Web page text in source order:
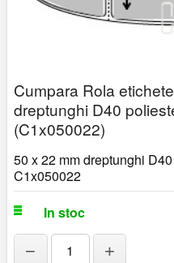
Cumpara Rola
dreptunghi D40
(C1x050022)
50 x 22 mm dreptunghi
C1x050022
In stoc
− +